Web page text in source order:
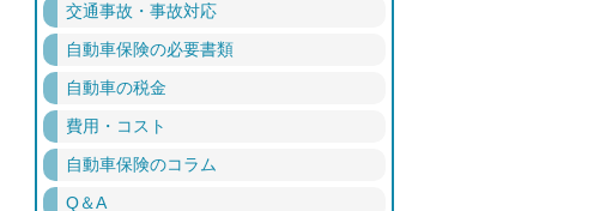
交通事故・事故対応
自動車保険の必要書類
自動車の税金
費用・コスト
自動車保険のコラム
Q＆A